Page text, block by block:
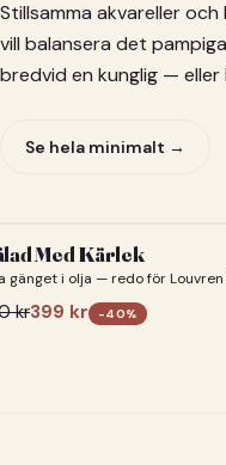
Stillsamma akvareller
vill balansera det
bredvid en kunglig — eller
Se hela minimalt →
Med Kärlek
gänget i olja — redo för
kr399 kr -40%